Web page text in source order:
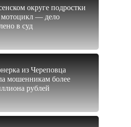
округе подростки
мотоцикл — дело
в суд
из Череповца
мошенникам более
рублей